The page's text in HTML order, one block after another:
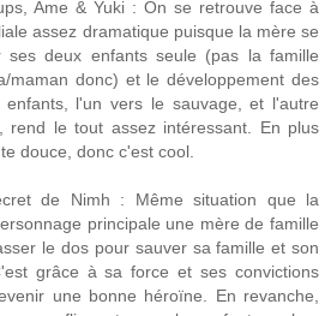
Ame & Yuki : On se retrouve face à
assez dramatique puisque la mère se
ses deux enfants seule (pas la famille
maman donc) et le développement des
enfants, l'un vers le sauvage, et l'autre
rend le tout assez intéressant. En plus
douce, donc c'est cool.
de Nimh : Même situation que la
principale une mère de famille
le dos pour sauver sa famille et son
grâce à sa force et ses convictions
une bonne héroïne. En revanche,